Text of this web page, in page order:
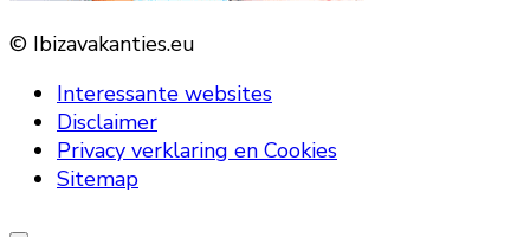
© Ibizavakanties.eu
Interessante websites
Disclaimer
Privacy verklaring en Cookies
Sitemap